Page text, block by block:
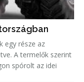
egy része az
spórolt az idei